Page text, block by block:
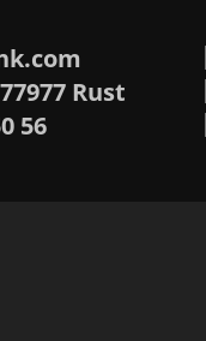
Rust
56